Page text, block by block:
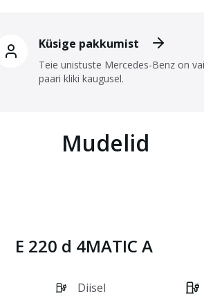
Küsige pakkumist
Teie unistuste Mercedes-Benz on
paari kliki kaugusel.
Mudelid
E 220 d 4MATIC A
Diisel